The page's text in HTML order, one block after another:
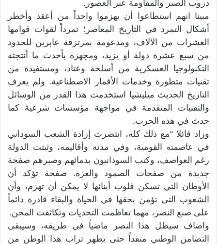
دروب الصبر والمقاومة عبر العصور.
مبينا انهم استطاعوا أن يهزموا واحداً من أعقد وأخطر
أشكال التمرد في التاريخ المعاصر؛ تمرداً لقوات قوامها
العشرات من الآلاف، ومدعومة بمرتزقة عابرين للحدود
من سبع عشرة دولة أو يزيد، ومجهزة بأحدث ما أنتجته
التكنولوجيا العسكرية من أسلحة وعتاد، ومستفيدة من
تقنيات متطورة وخدمات الأقمار الاصطناعية. ولم يعرف
التاريخ الحديث ميليشيا استخدمت هذا القدر من الوسائل
والتقنيات المتقدمة في مواجهة مؤسسات شرعية كما
حدث في هذه الحرب.
وزاد قائلا “مع ذلك كله، انتصرت إرادة الشعب السوداني
في عاصمته القومية، وفي مدنه وأقاليمه، وثبتت الدولة
رغم العواصف، وكتب السودانيون بدمائهم وصبرهم صفحة
جديدة من صفحات الصمود والعزة. صفحة تؤكد أن
الأوطان التي تسكن قلوب أبنائها لا يمكن أن تهزم، وأن
الشعوب التي تؤمن بحقها في الحياة والبقاء قادرة دائماً
على صنع النصر، مهما تعاظمت التحديات وتكاثفت المحن.
واضاف سيظل هذا النصر ماضياً في طريقه، وسيبقى
التضامن الوطني متقداً حتى يطهر تراب هذا الوطن من